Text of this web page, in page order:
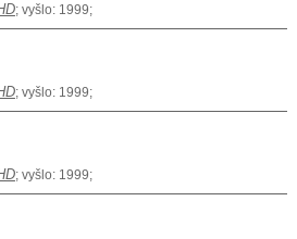
; vyšlo: 1999;
; vyšlo: 1999;
; vyšlo: 1999;